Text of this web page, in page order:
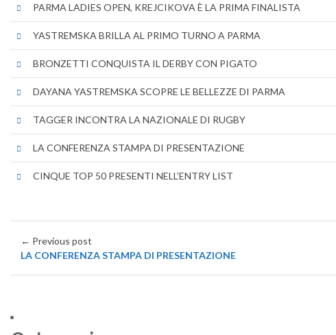
PARMA LADIES OPEN, KREJCIKOVA È LA PRIMA FINALISTA
YASTREMSKA BRILLA AL PRIMO TURNO A PARMA
BRONZETTI CONQUISTA IL DERBY CON PIGATO
DAYANA YASTREMSKA SCOPRE LE BELLEZZE DI PARMA
TAGGER INCONTRA LA NAZIONALE DI RUGBY
LA CONFERENZA STAMPA DI PRESENTAZIONE
CINQUE TOP 50 PRESENTI NELL’ENTRY LIST
← Previous post
LA CONFERENZA STAMPA DI PRESENTAZIONE